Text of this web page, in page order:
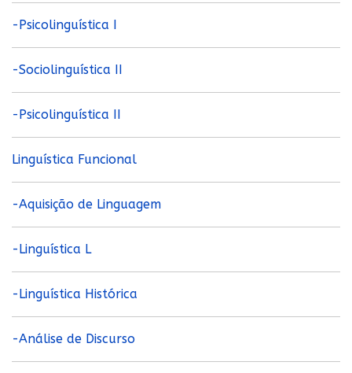
-Psicolinguística I
-Sociolinguística II
-Psicolinguística II
Linguística Funcional
-Aquisição de Linguagem
-Linguística L
-Linguística Histórica
-Análise de Discurso